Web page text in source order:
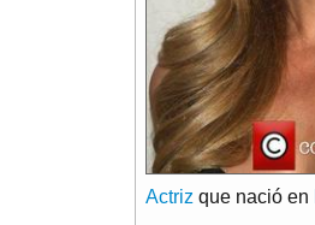
Actriz que nació en